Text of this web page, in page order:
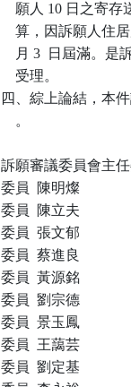
願人 10 日之寄
算，因訴願人住
月 3  日屆滿。
    受理。
四、綜上論結，本
    。
訴願審議委員會主
委員  陳明燦
委員  陳立夫
委員  張文郁
委員  蔡進良
委員  黃源銘
委員  劉宗德
委員  景玉鳳
委員  王藹芸
委員  劉定基